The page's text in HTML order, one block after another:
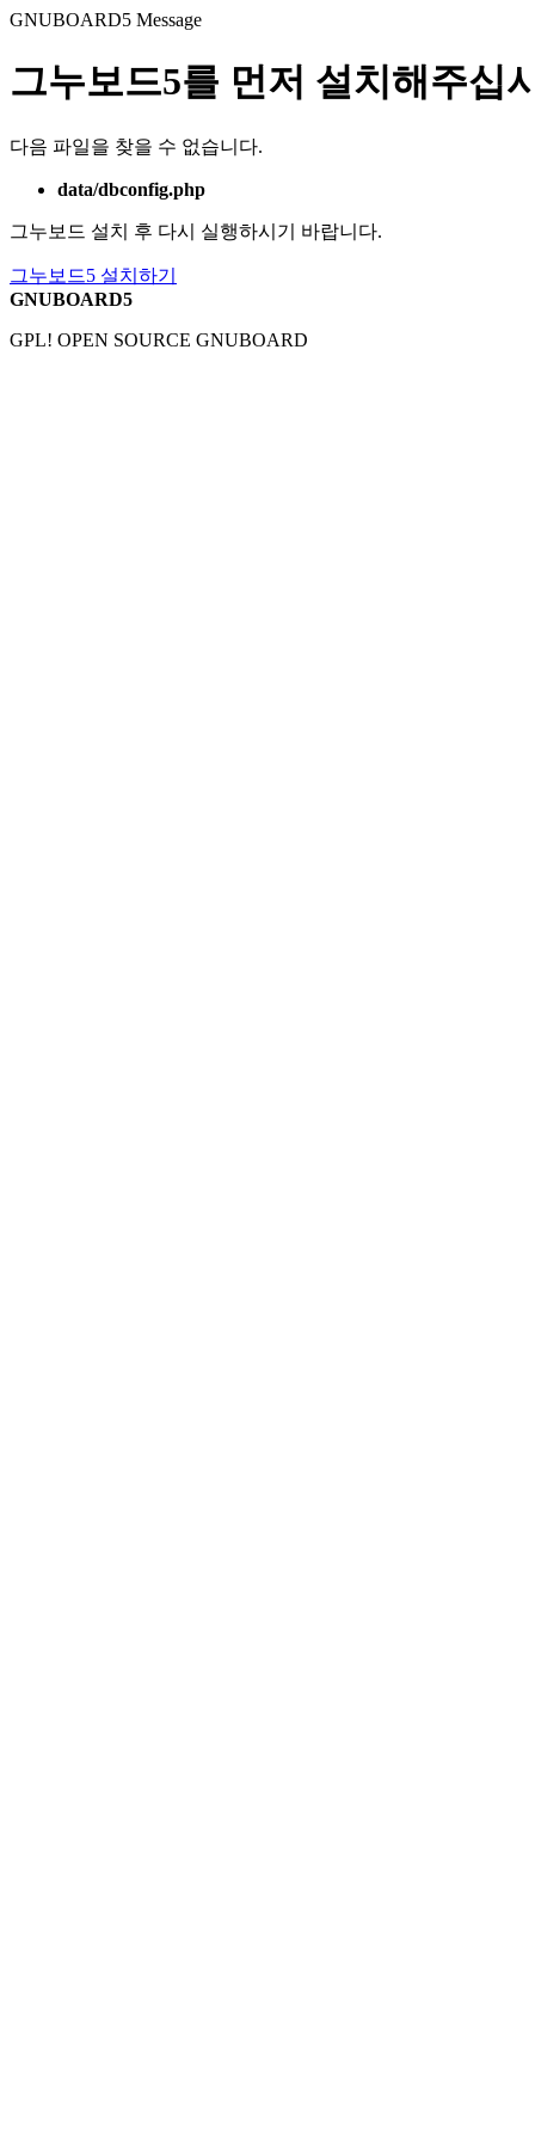
GNUBOARD5 Message
그누보드5를 먼저 설치해주십
다음 파일을 찾을 수 없습니다.
data/dbconfig.php
그누보드 설치 후 다시 실행하시기 바랍니다.
그누보드5 설치하기
GNUBOARD5
GPL! OPEN SOURCE GNUBOARD